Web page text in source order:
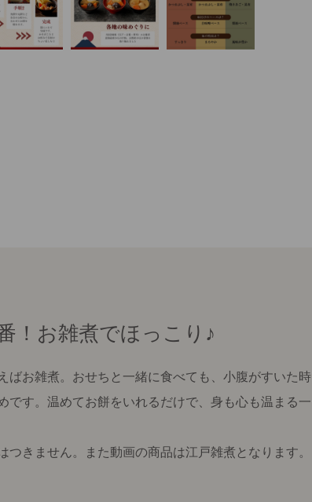
！お雑煮でほっこり♪
ばお雑煮。おせちと一緒に食べても、小腹がすいた時
です。温めてお餅をいれるだけで、身も心も温まる一
つきません。また動画の商品は江戸雑煮となります。